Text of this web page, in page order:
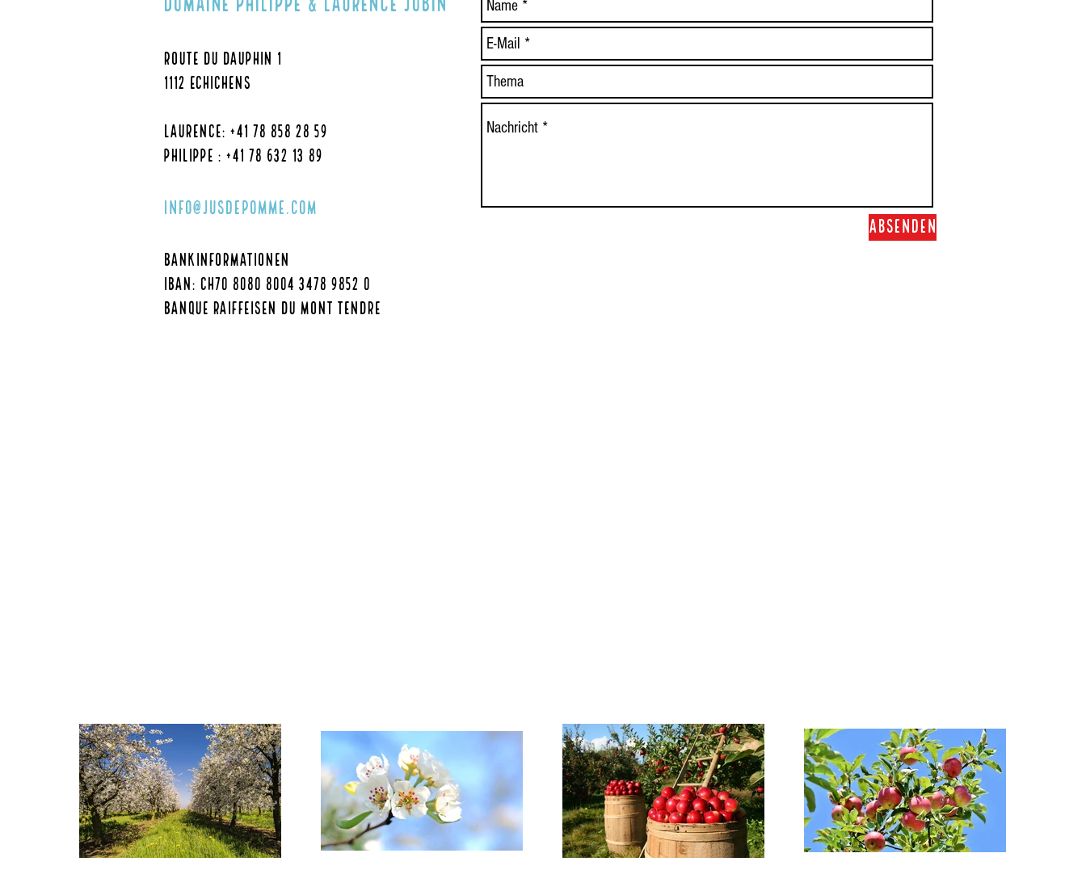
Route du Dauphin 1
1112 Echichens
Laurence: +41 78 858 28 59
Philippe : +41 78 632 13 89
info@jusdepomme.com
Bankinformationen
IBAN: CH70 8080 8004 3478 9852 0
Banque Raiffeisen Du Mont Tendre
Absenden